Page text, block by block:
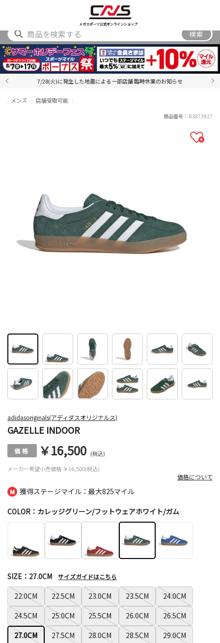
メガスポーツ公式オンラインショップ
ACCESSORY
検索
7/28(火)に発生した地震による一部店舗 臨時休業のお知らせ
獲得ステージマイル：最大825マイル
adidasoriginals(アディダスオリジナルス)
GAZELLE INDOOR
メンズ 店舗受取可能
メーカー希望小売価格 ￥16,500(税込)
￥16,500 (税込)
価格について
商品番号： 83873927
COLOR：カレッジグリーン/フットウェアホワイト/ガム
22.0CM 22.5CM 23.0CM 23.5CM
24.0CM
24.5CM
25.0CM 25.5CM 26.0CM
26.5CM
27.0CM
27.5CM 28.0CM 28.5CM
29.0CM
SIZE：27.0CM サイズガイドはこちら